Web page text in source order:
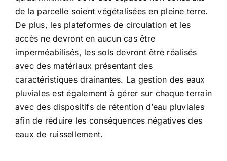
de la parcelle soient végétalisées en pleine terre.
De plus, les plateformes de circulation et les
accès ne devront en aucun cas être
imperméabilisés, les sols devront être réalisés
avec des matériaux présentant des
caractéristiques drainantes. La gestion des eaux
pluviales est également à gérer sur chaque terrain
avec des dispositifs de rétention d’eau pluviales
afin de réduire les conséquences négatives des
eaux de ruissellement.